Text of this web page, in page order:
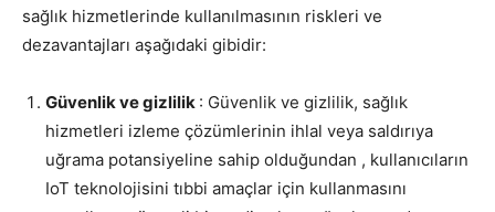
sağlık hizmetlerinde kullanılmasının riskleri ve
dezavantajları aşağıdaki gibidir:
Güvenlik ve gizlilik : Güvenlik ve gizlilik, sağlık
hizmetleri izleme çözümlerinin ihlal veya saldırıya
uğrama potansiyeline sahip olduğundan , kullanıcıların
IoT teknolojisini tıbbi amaçlar için kullanmasını